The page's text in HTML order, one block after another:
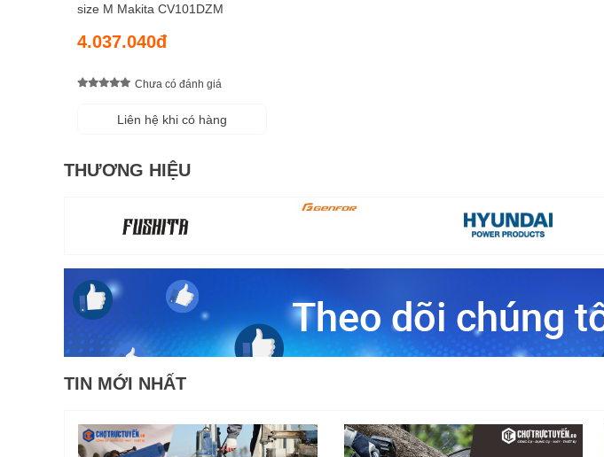
size M Makita CV101DZM
4.037.040đ
Chưa có đánh giá
Liên hệ khi có hàng
THƯƠNG HIỆU
TIN MỚI NHẤT